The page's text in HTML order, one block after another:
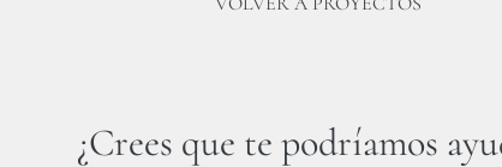
¿Crees que te podríamos